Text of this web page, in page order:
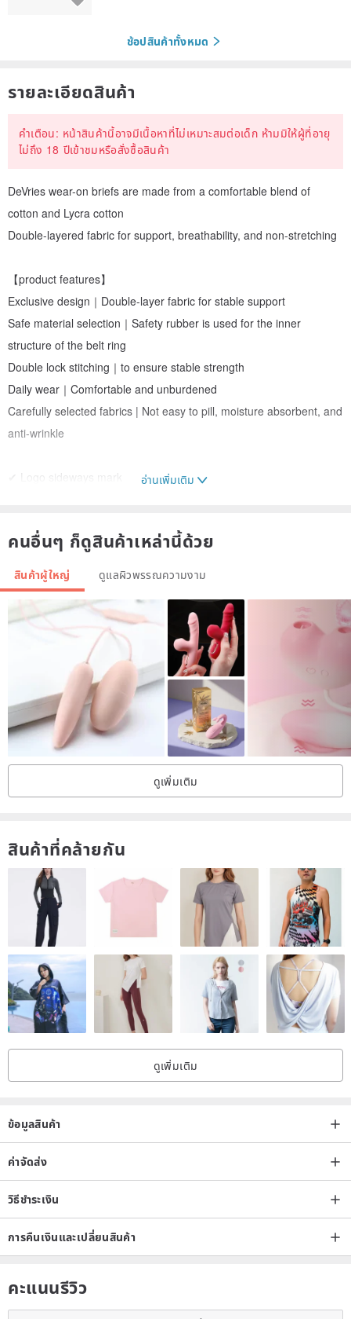
ช้อปสินค้าทั้งหมด
รายละเอียดสินค้า
คำเตือน: หน้าสินค้านี้อาจมีเนื้อหาที่ไม่เหมาะสมต่อเด็ก ห้ามมิให้ผู้ที่อายุ
ไม่ถึง 18 ปีเข้าชมหรือสั่งซื้อสินค้า
DeVries wear-on briefs are made from a comfortable blend of
cotton and Lycra cotton
Double-layered fabric for support, breathability, and non-stretching
【product features】
Exclusive design｜Double-layer fabric for stable support
Safe material selection｜Safety rubber is used for the inner
structure of the belt ring
Double lock stitching｜to ensure stable strength
Daily wear｜Comfortable and unburdened
Carefully selected fabrics | Not easy to pill, moisture absorbent, and
anti-wrinkle
✔ Logo sideways mark
✔ Exclusively designed double-layer structure
【Product specifications】
Material/95% cotton COTTON
5% LYCRA ELASTANE
Color/ blue
Supply/Company genuine goods
made in China
purchasing.
If measuring in the middle of two sizes, we recommend choosing
the smaller size.
For flat dimensions, an error of ±1 to 3 centimeters is normal.
【Precautions】
As long as you meet one of the following conditions, this site will
exchange the product unconditionally
✔When the actual product received does not match the ordered
product
✔When the accessories in the product package are incomplete or
We only accept the return to the store for exchange.
In accordance with the Consumer Protection Law, exchanges must
be returned within seven days after receiving the goods. Products
If the reason for your return or exchange is not caused by our
any other losses.
อ่านเพิ่มเติม
คนอื่นๆ ก็ดูสินค้าเหล่านี้ด้วย
สินค้าผู้ใหญ่ ดูแลผิวพรรณความงาม
ดูเพิ่มเติม
สินค้าที่คล้ายกัน
ดูเพิ่มเติม
ข้อมูลสินค้า
ค่าจัดส่ง
วิธีชำระเงิน
การคืนเงินและเปลี่ยนสินค้า
คะแนนรีวิว